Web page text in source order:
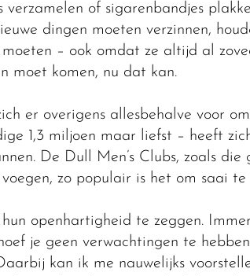
of sigarenbandjes
dingen moeten verzinnen,
– ook omdat ze altijd al
moet komen, nu dat kan.
er overigens allesbehalve voor
1,3 miljoen maar liefst – heeft
De Dull Men’s Clubs, zoals die
zo populair is het om saai te
openhartigheid te zeggen.
je geen verwachtingen te
kan ik me nauwelijks